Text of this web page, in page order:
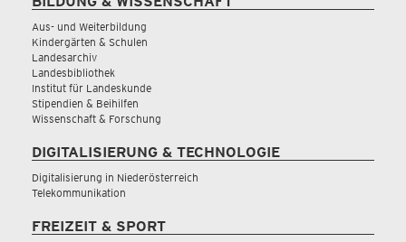
Aus- und Weiterbildung
Kindergärten & Schulen
Landesarchiv
Landesbibliothek
Institut für Landeskunde
Stipendien & Beihilfen
Wissenschaft & Forschung
DIGITALISIERUNG & TECHNOLOGIE
Digitalisierung in Niederösterreich
Telekommunikation
FREIZEIT & SPORT